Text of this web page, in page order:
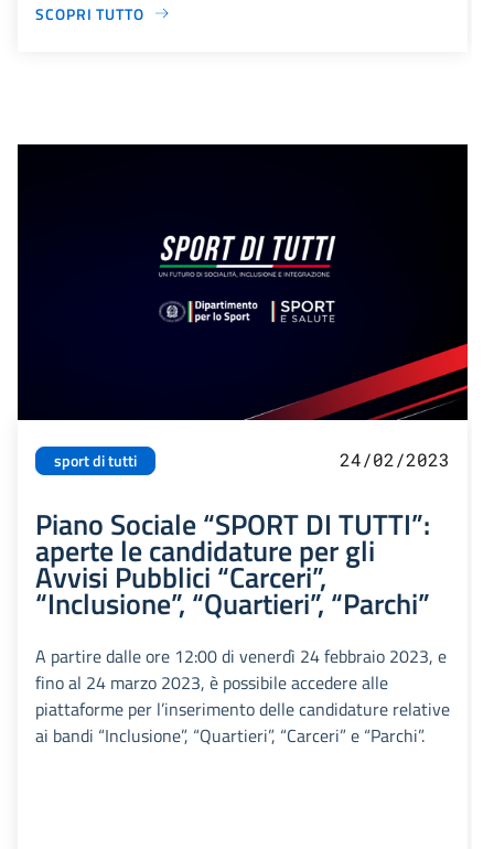
SCOPRI TUTTO
sport di tutti 24/02/2023
Piano Sociale “SPORT DI TUTTI”:
aperte le candidature per gli
Avvisi Pubblici “Carceri”,
“Inclusione”, “Quartieri”, “Parchi”
A partire dalle ore 12:00 di venerdì 24 febbraio 2023, e
fino al 24 marzo 2023, è possibile accedere alle
piattaforme per l’inserimento delle candidature relative
ai bandi “Inclusione”, “Quartieri”, “Carceri” e “Parchi”.